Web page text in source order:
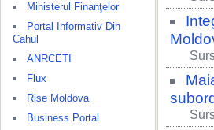
Ministerul Finanţelor
Portal Informativ Din
Cahul
ANRCETI
Flux
Rise Moldova
Business Portal